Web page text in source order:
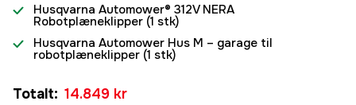
Husqvarna Automower® 312V NERA
Robotplæneklipper (1 stk)
Husqvarna Automower Hus M – garage til
robotplæneklipper (1 stk)
Totalt: 14.849 kr